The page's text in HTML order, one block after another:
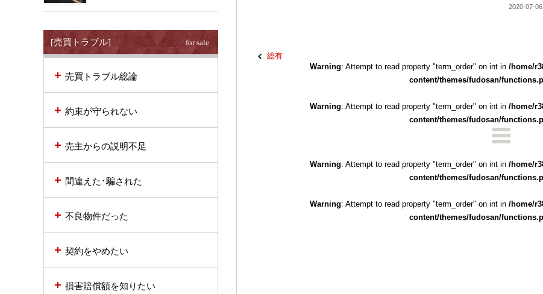
2020-07-
Warning: Attempt to read property "term_order" on int in /home/
content/themes/fudosan/
Warning: Attempt to read property "term_order" on int in /home/
content/themes/fudosan/
総有
Warning: Attempt to read property "term_order" on int in /home/
content/themes/fudosan/
Warning: Attempt to read property "term_order" on int in /home/
content/themes/fudosan/
[売買トラブル] for sale
売買トラブル総論
約束が守られない
売主からの説明不足
間違えた･騙された
不良物件だった
契約をやめたい
損害賠償額を知りたい